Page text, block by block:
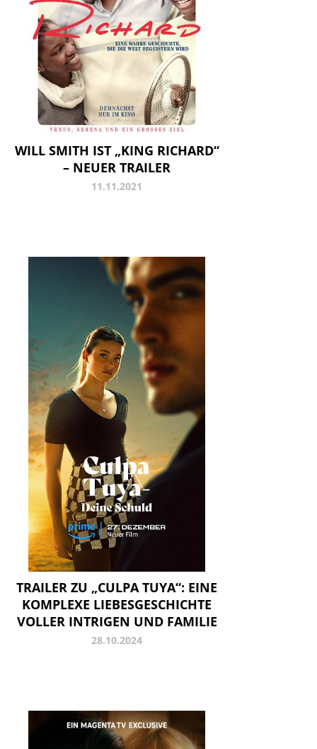
WILL SMITH IST „KING RICHARD“
– NEUER TRAILER
11.11.2021
TRAILER ZU „CULPA TUYA“: EINE
KOMPLEXE LIEBESGESCHICHTE
VOLLER INTRIGEN UND FAMILIE
28.10.2024